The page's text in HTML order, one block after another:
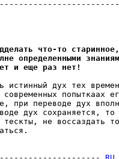
что-то старинное,
определенными
и еще раз нет!
истинный дух тех
попыткаах
при переводе дух
дух сохраняется, то
не воссаздать